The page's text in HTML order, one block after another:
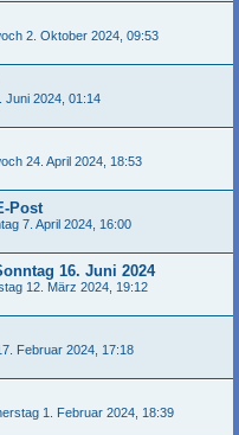
2. Oktober 2024, 09:53
Juni 2024, 01:14
24. April 2024, 18:53
Post
7. April 2024, 16:00
16. Juni 2024
12. März 2024, 19:12
Februar 2024, 17:18
1. Februar 2024, 18:39